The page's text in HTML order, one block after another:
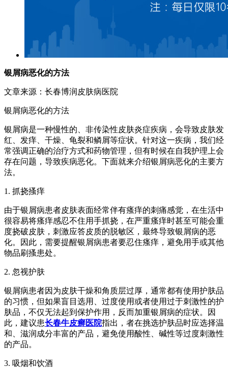
银屑病恶化的方法
文章来源：长春博润皮肤病医院
银屑病恶化的方法
银屑病是一种慢性的、非传染性皮肤炎症疾病，会导致皮肤发
红、发痒、干燥、龟裂和鳞屑等症状。针对这一疾病，我们经
常强调正确的治疗方式和药物管理，但有时候在自我护理上会
存在问题，导致疾病恶化。下面就来介绍银屑病恶化的主要方
法。
1. 抓挠搔痒
由于银屑病患者皮肤表面经常伴有瘙痒的刺痛感觉，在生活中
很容易将瘙痒感忍不住用手抓挠，在严重瘙痒时甚至可能会重
度挠破皮肤，刺激应答皮质的脱敏区，最终导致银屑病的恶
化。因此，需要提醒银屑病患者要忍住瘙痒，避免用手或其他
物品刷搔患处。
2. 忽视护肤
银屑病患者因为皮肤干燥和角质层过厚，通常都有使用护肤品
的习惯，但如果盲目选用、过度使用或者使用过于刺激性的护
肤品，不仅无法起到保护作用，反而加重银屑病的症状。因
此，建议患长春牛皮癣医院指出，者在挑选护肤品时应选择温
和、滋润成分丰富的产品，避免使用酸性、碱性等过度刺激性
的产品。
3. 吸烟和饮酒